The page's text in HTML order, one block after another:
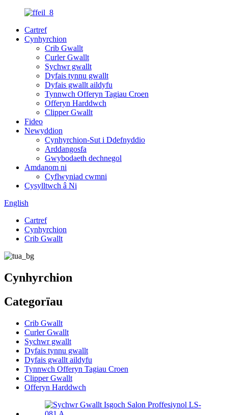
Cartref
Cynhyrchion
Crib Gwallt
Curler Gwallt
Sychwr gwallt
Dyfais tynnu gwallt
Dyfais gwallt aildyfu
Tynnwch Offeryn Tagiau Croen
Offeryn Harddwch
Clipper Gwallt
Fideo
Newyddion
Cynhyrchion-Sut i Ddefnyddio
Arddangosfa
Gwybodaeth dechnegol
Amdanom ni
Cyflwyniad cwmni
Cysylltwch â Ni
English
Cartref
Cynhyrchion
Crib Gwallt
Cynhyrchion
Categorïau
Crib Gwallt
Curler Gwallt
Sychwr gwallt
Dyfais tynnu gwallt
Dyfais gwallt aildyfu
Tynnwch Offeryn Tagiau Croen
Clipper Gwallt
Offeryn Harddwch